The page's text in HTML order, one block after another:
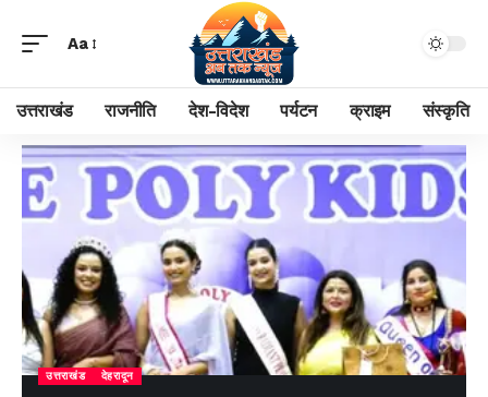
Aa
उत्तराखंड राजनीति देश-विदेश पर्यटन क्राइम संस्कृति
उत्तराखंड देहरादून